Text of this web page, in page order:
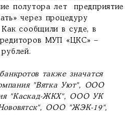
полутора лет предприятие
через процедуру
Как сообщили в суде, в
МУП «ЦКС» –
также значатся
"Вятка Уют", ООО
"Каскад-ЖКХ", ООО УК
ООО "ЖЭК-19",